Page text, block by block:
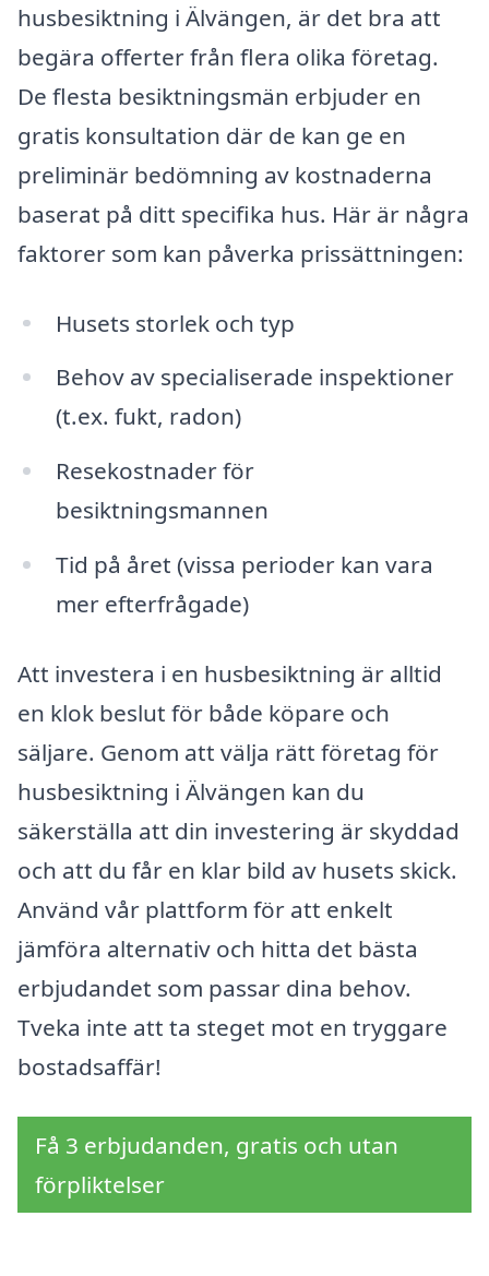
husbesiktning i Älvängen, är det bra att
begära offerter från flera olika företag.
De flesta besiktningsmän erbjuder en
gratis konsultation där de kan ge en
preliminär bedömning av kostnaderna
baserat på ditt specifika hus. Här är några
faktorer som kan påverka prissättningen:
Husets storlek och typ
Behov av specialiserade inspektioner
(t.ex. fukt, radon)
Resekostnader för
besiktningsmannen
Tid på året (vissa perioder kan vara
mer efterfrågade)
Att investera i en husbesiktning är alltid
en klok beslut för både köpare och
säljare. Genom att välja rätt företag för
husbesiktning i Älvängen kan du
säkerställa att din investering är skyddad
och att du får en klar bild av husets skick.
Använd vår plattform för att enkelt
jämföra alternativ och hitta det bästa
erbjudandet som passar dina behov.
Tveka inte att ta steget mot en tryggare
bostadsaffär!
Få 3 erbjudanden, gratis och utan
förpliktelser